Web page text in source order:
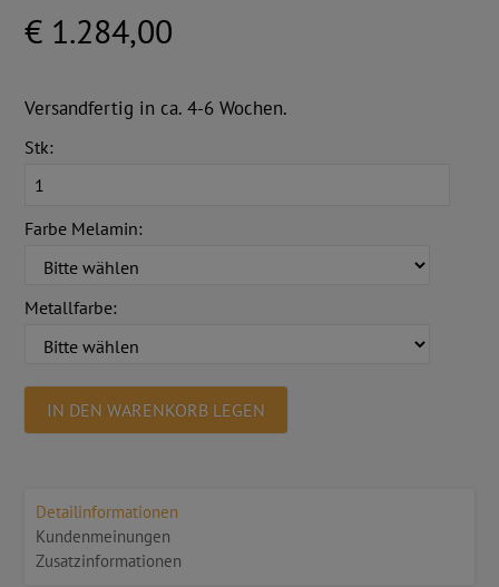
€ 1.284,00
Versandfertig in ca. 4-6 Wochen.
Stk:
Farbe Melamin:
Metallfarbe:
IN DEN WARENKORB LEGEN
Detailinformationen
Kundenmeinungen
Zusatzinformationen